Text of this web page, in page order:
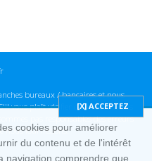
bureaux / bancaires et nous
vous plaît vérifier ces informations
pas responsables des erreurs
nous fournissons.
cookies pour améliorer
du contenu et de l'intérêt
navigation comprendre que